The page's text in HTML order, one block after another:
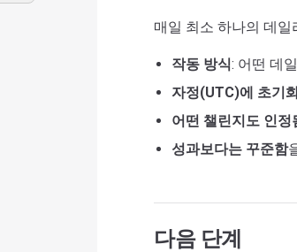
매일 최소 하나의 데
작동 방식: 어떤 데
자정(UTC)에 초기
어떤 챌린지도 인정
성과보다는 꾸준함
다음 단계